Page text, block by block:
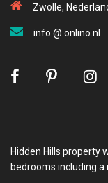
Zwolle,
info @ onlino.nl
Hidden Hills property
bedrooms including a